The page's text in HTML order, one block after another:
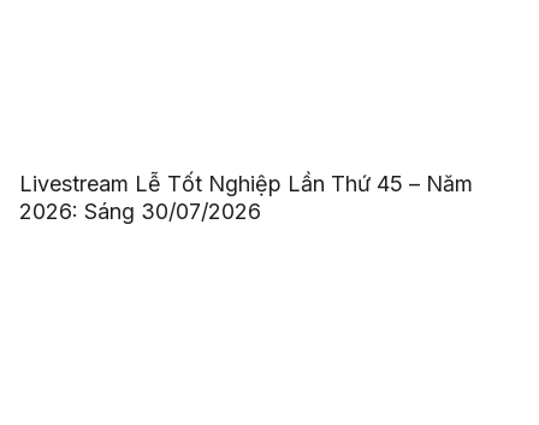
Livestream Lễ Tốt Nghiệp Lần Thứ 45 – Năm
2026: Sáng 30/07/2026